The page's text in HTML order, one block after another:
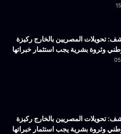
تحويلات المصريين بالخارج ركيزة
وثروة بشرية يجب استثمار خبراتها
تحويلات المصريين بالخارج ركيزة
وثروة بشرية يجب استثمار خبراتها